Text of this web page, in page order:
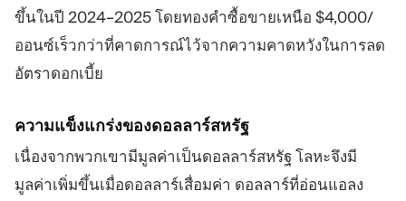
ขึ้นในปี 2024–2025 โดยทองคำซื้อขายเหนือ $4,000/
ออนซ์เร็วกว่าที่คาดการณ์ไว้จากความคาดหวังในการลด
อัตราดอกเบี้ย
ความแข็งแกร่งของดอลลาร์สหรัฐ
เนื่องจากพวกเขามีมูลค่าเป็นดอลลาร์สหรัฐ โลหะจึงมี
มูลค่าเพิ่มขึ้นเมื่อดอลลาร์เสื่อมค่า ดอลลาร์ที่อ่อนแอลง